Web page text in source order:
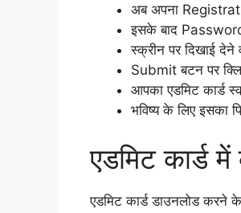
अब अपना
इसके बाद
स्क्रीन पर दिखाई
Submit बटन पर
आपका एडमिट कार्ड
भविष्य के लिए इसका
एडमिट कार्ड
एडमिट कार्ड डाउनलोड करने के